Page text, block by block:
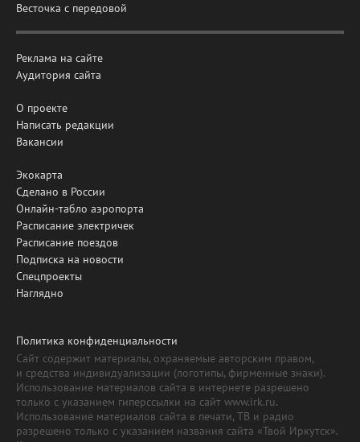
Весточка с передовой
Реклама на сайте
Аудитория сайта
О проекте
Написать редакции
Вакансии
Экокарта
Сделано в России
Онлайн-табло аэропорта
Расписание электричек
Расписание поездов
Подписка на новости
Спецпроекты
Наглядно
Политика конфиденциальности
Сайт содержит материалы, охраняемые авторским правом,
и средства индивидуализации (логотипы, фирменные знаки).
Использование материалов сайта в интернете разрешено
только с указанием гиперссылки на сайт www.irk.ru.
Использование материалов сайта в печати, ТВ и радио
разрешено только с указанием названия сайта «Твой Иркутск».